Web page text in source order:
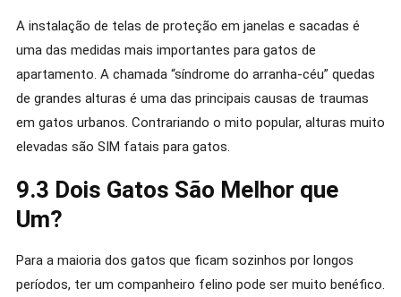
A instalação de telas de proteção em janelas e sacadas é
uma das medidas mais importantes para gatos de
apartamento. A chamada “síndrome do arranha-céu” quedas
de grandes alturas é uma das principais causas de traumas
em gatos urbanos. Contrariando o mito popular, alturas muito
elevadas são SIM fatais para gatos.
9.3 Dois Gatos São Melhor que
Um?
Para a maioria dos gatos que ficam sozinhos por longos
períodos, ter um companheiro felino pode ser muito benéfico.